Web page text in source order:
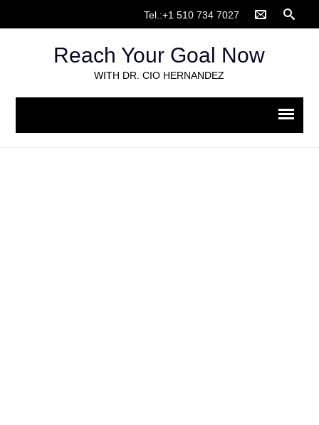
Tel.:+1 510 734 7027
Reach Your Goal Now
WITH DR. CIO HERNANDEZ